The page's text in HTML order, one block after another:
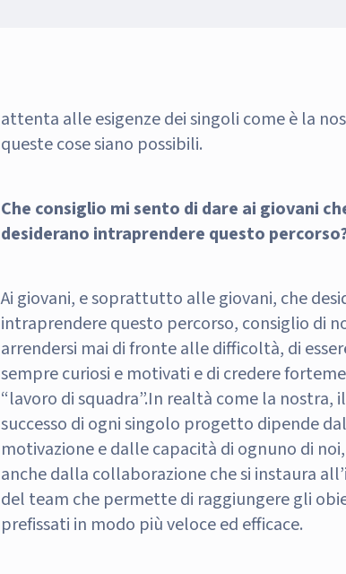
attenta alle esigenze dei singoli come è la
queste cose siano possibili.
Che consiglio mi sento di dare ai giovani
desiderano intraprendere questo
Ai giovani, e soprattutto alle giovani, che
intraprendere questo percorso, consiglio di
arrendersi mai di fronte alle difficoltà, di
sempre curiosi e motivati e di credere
“lavoro di squadra”.In realtà come la nostra, il
successo di ogni singolo progetto dipende
motivazione e dalle capacità di ognuno di
anche dalla collaborazione che si instaura
del team che permette di raggiungere gli
prefissati in modo più veloce ed efficace.